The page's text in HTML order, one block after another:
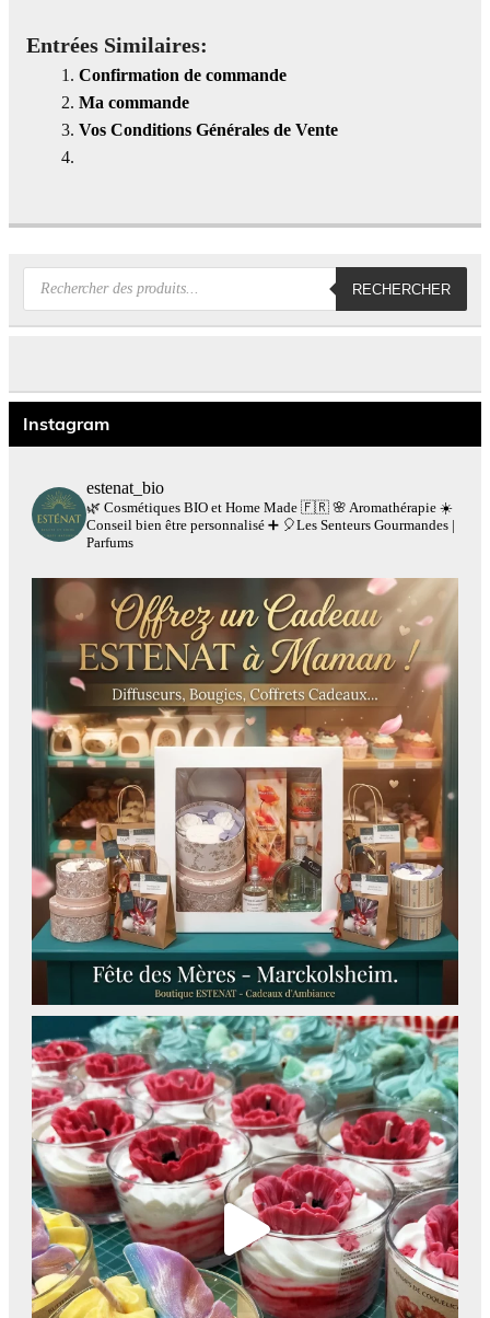
Entrées Similaires:
Confirmation de commande
Ma commande
Vos Conditions Générales de Vente
Recherche
produits
RECHERCHER
Instagram
estenat_bio
🌿 Cosmétiques BIO et Home Made 🇫🇷🌸 Aromathérapie☀️
Conseil bien être personnalisé➕🎈Les Senteurs Gourmandes |
Parfums